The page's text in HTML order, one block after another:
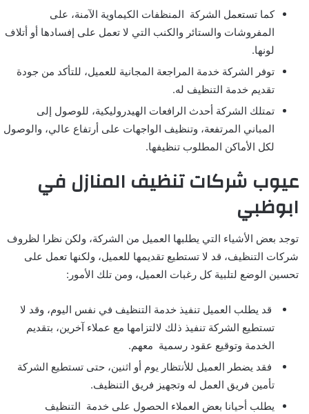
كما تستعمل الشركة المنظفات الكيماوية الآمنة، على
المفروشات والستائر والكنب التي لا تعمل على إفسادها أو أتلاف
لونها.
توفر الشركة خدمة المراجعة المجانية للعميل، للتأكد من جودة
تقديم خدمة التنظيف له.
تمتلك الشركة أحدث الرافعات الهيدروليكية، للوصول إلى
المباني المرتفعة، وتنظيف الواجهات على أرتفاع عالي، والوصول
لكل الأماكن المطلوب تنظيفها.
عيوب شركات تنظيف المنازل في
ابوظبي
توجد بعض الأشياء التي يطلبها العميل من الشركة، ولكن نظرا لظروف
شركات التنظيف، قد لا تستطيع تقديمها للعميل، ولكنها تعمل على
تحسين الوضع لتلبية كل رغبات العميل، ومن تلك الأمور:
قد يطلب العميل تنفيذ خدمة التنظيف في نفس اليوم، وقد لا
تستطيع الشركة تنفيذ ذلك لالتزامها مع عملاء آخرين، بتقديم
الخدمة وتوقيع عقود رسمية معهم.
فقد يضطر العميل للأنتظار يوم أو اثنين، حتى تستطيع الشركة
تأمين فريق العمل له وتجهيز فريق التنظيف.
يطلب أحيانا بعض العملاء الحصول على خدمة التنظيف